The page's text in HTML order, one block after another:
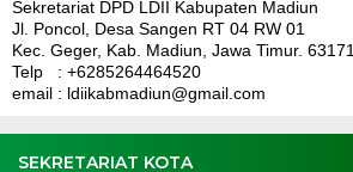
Sekretariat DPD LDII Kabupaten Madiun
Jl. Poncol, Desa Sangen RT 04 RW 01
Kec. Geger, Kab. Madiun, Jawa Timur. 63171
Telp : +6285264464520
email : ldiikabmadiun@gmail.com
SEKRETARIAT KOTA